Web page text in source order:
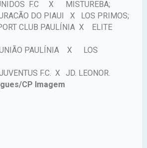
F.C X MISTUREBA;
DO PIAUI X LOS PRIMOS;
CLUB PAULÍNIA X ELITE
PAULÍNIA X
LOS
F.C. X JD. LEONOR.
CP Imagem